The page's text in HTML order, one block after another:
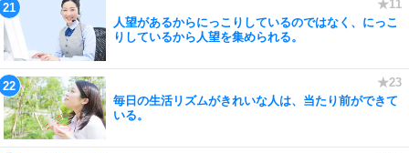
人望があるからにっこりしているのではなく、にっこ
りしているから人望を集められる。
毎日の生活リズムがきれいな人は、当たり前ができて
いる。